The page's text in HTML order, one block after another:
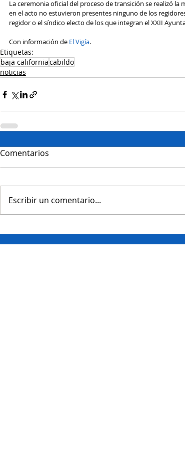
La ceremonia oficial del proceso de transición se realizó la
en el acto no estuvieron presentes ninguno de los
regidor o el síndico electo de los que integran el XXII
Con información de El Vigía.
Etiquetas:
baja californiacabildo
noticias
Comentarios
Escribir un comentario...